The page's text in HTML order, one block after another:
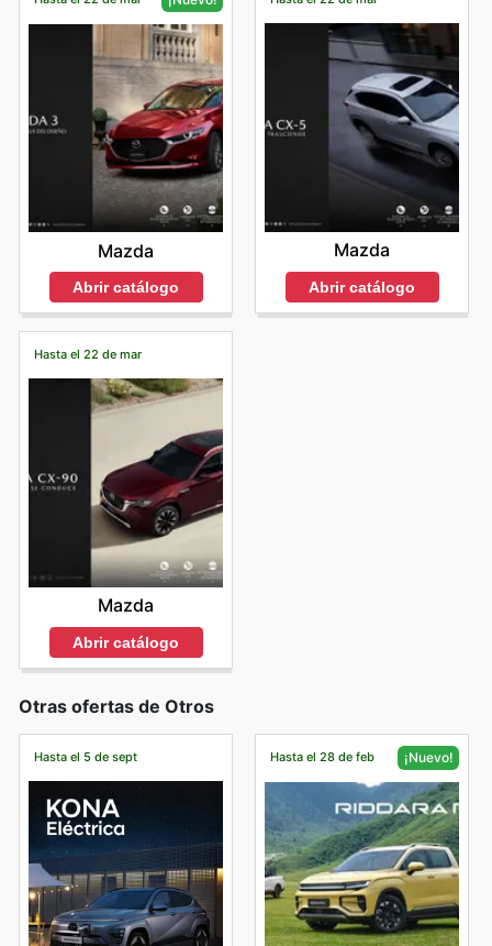
Mazda
Abrir catálogo
Mazda
Abrir catálogo
Hasta el 22 de mar
Mazda
Abrir catálogo
Otras ofertas de Otros
Hasta el 5 de sept Hasta el 28 de feb ¡Nuevo!